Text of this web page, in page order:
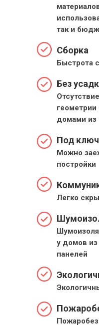
так и
Под ключ
Можно
постройки
Легко
у домов
панелей
Сборка
Быстрота
Без
домами из